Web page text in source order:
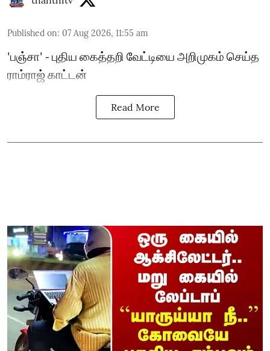
Published on: 07 Aug 2026, 11:55 am
'பஞ்சா' - புதிய கைத்தறி வேட்டியை அறிமுகம் செய்த
ராம்ராஜ் காட்டன்
Read More